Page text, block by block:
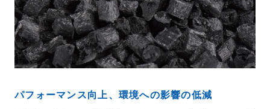
パフォーマンス向上、環境への影響の低減